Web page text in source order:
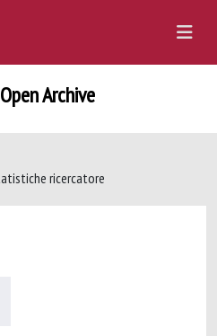
Archive
ricercatore